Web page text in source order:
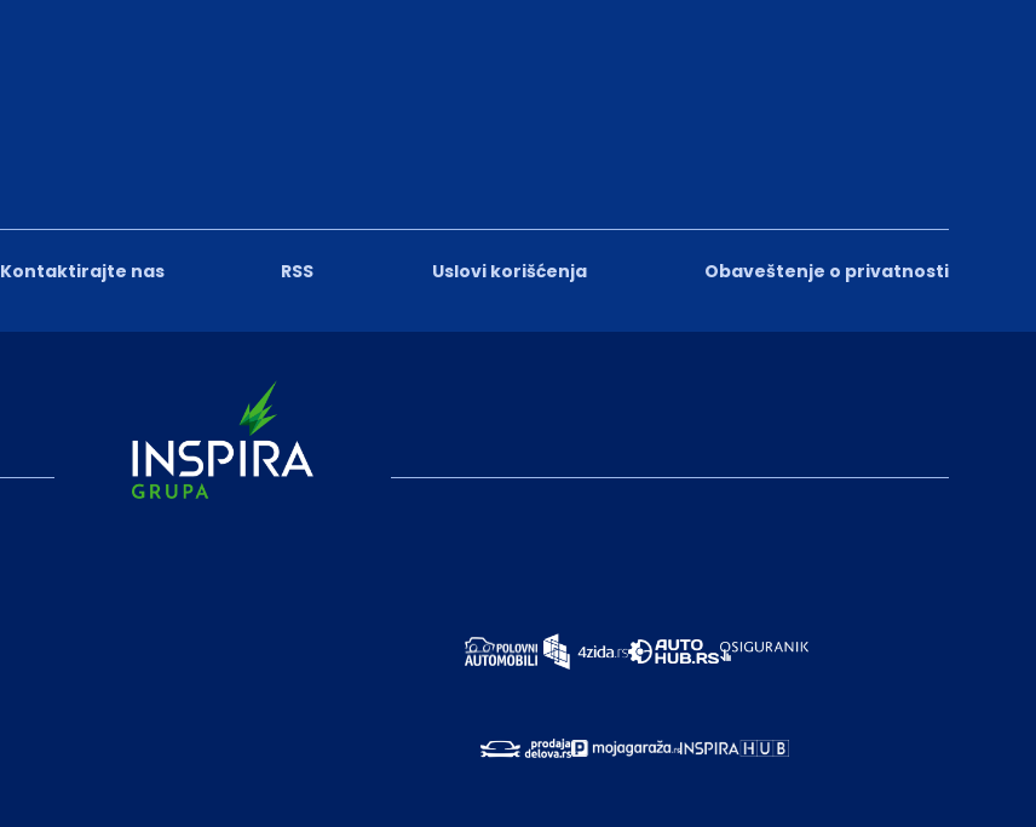
Kontaktirajte nas RSS Uslovi korišćenja Obaveštenje o privatnosti